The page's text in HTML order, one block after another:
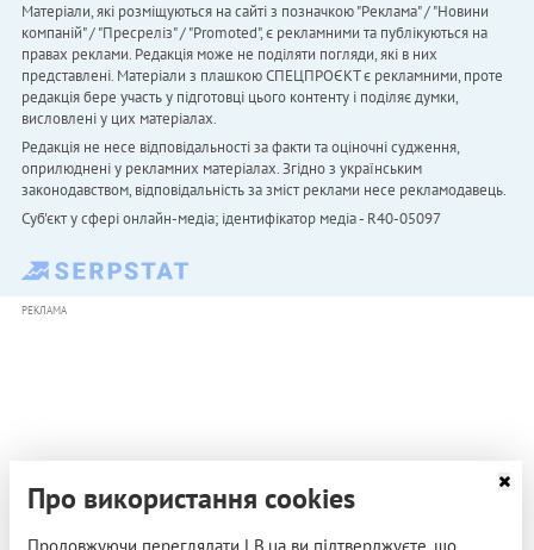
Матеріали, які розміщуються на сайті з позначкою "Реклама" / "Новини
компаній" / "Пресреліз" / "Promoted", є рекламними та публікуються на
правах реклами. Редакція може не поділяти погляди, які в них
представлені. Матеріали з плашкою СПЕЦПРОЄКТ є рекламними, проте
редакція бере участь у підготовці цього контенту і поділяє думки,
висловлені у цих матеріалах.
Редакція не несе відповідальності за факти та оціночні судження,
оприлюднені у рекламних матеріалах. Згідно з українським
законодавством, відповідальність за зміст реклами несе рекламодавець.
Cуб'єкт у сфері онлайн-медіа; ідентифікатор медіа - R40-05097
РЕКЛАМА
Про використання cookies